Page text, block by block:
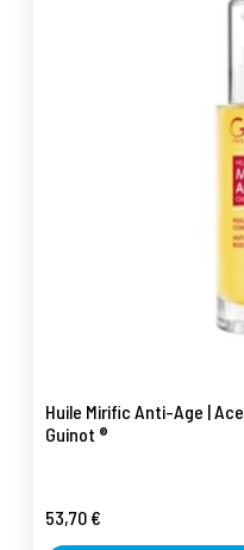
Huile Mirific Anti-Age |
Guinot ®
53,70 €